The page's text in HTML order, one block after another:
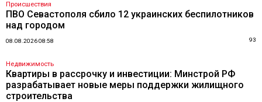
Происшествия
ПВО Севастополя сбило 12 украинских беспилотников
над городом
08.08.2026 08:58 93
Недвижимость
Квартиры в рассрочку и инвестиции: Минстрой РФ
разрабатывает новые меры поддержки жилищного
строительства